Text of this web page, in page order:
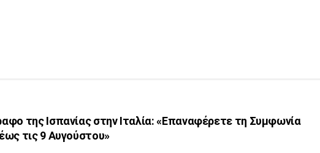
της Ισπανίας στην Ιταλία: «Επαναφέρετε τη Συμφωνία
τις 9 Αυγούστου»